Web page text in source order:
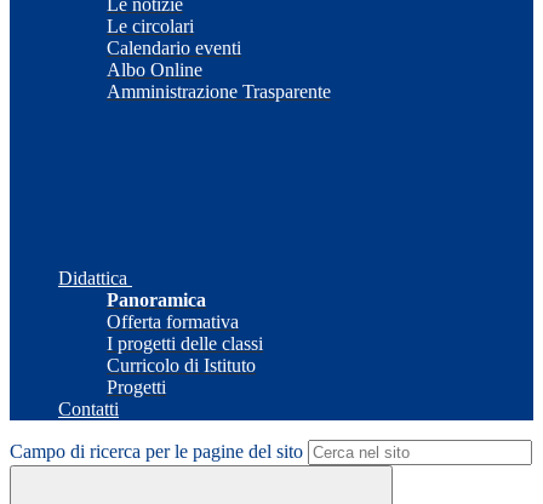
Le notizie
Le circolari
Calendario eventi
Albo Online
Amministrazione Trasparente
Didattica
Panoramica
Offerta formativa
I progetti delle classi
Curricolo di Istituto
Progetti
Contatti
Campo di ricerca per le pagine del sito